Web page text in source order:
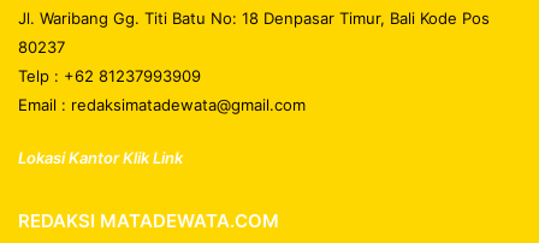
Jl. Waribang Gg. Titi Batu No: 18 Denpasar Timur, Bali Kode Pos
80237
Telp : +62 81237993909
Email : redaksimatadewata@gmail.com
Lokasi Kantor Klik Link
REDAKSI MATADEWATA.COM